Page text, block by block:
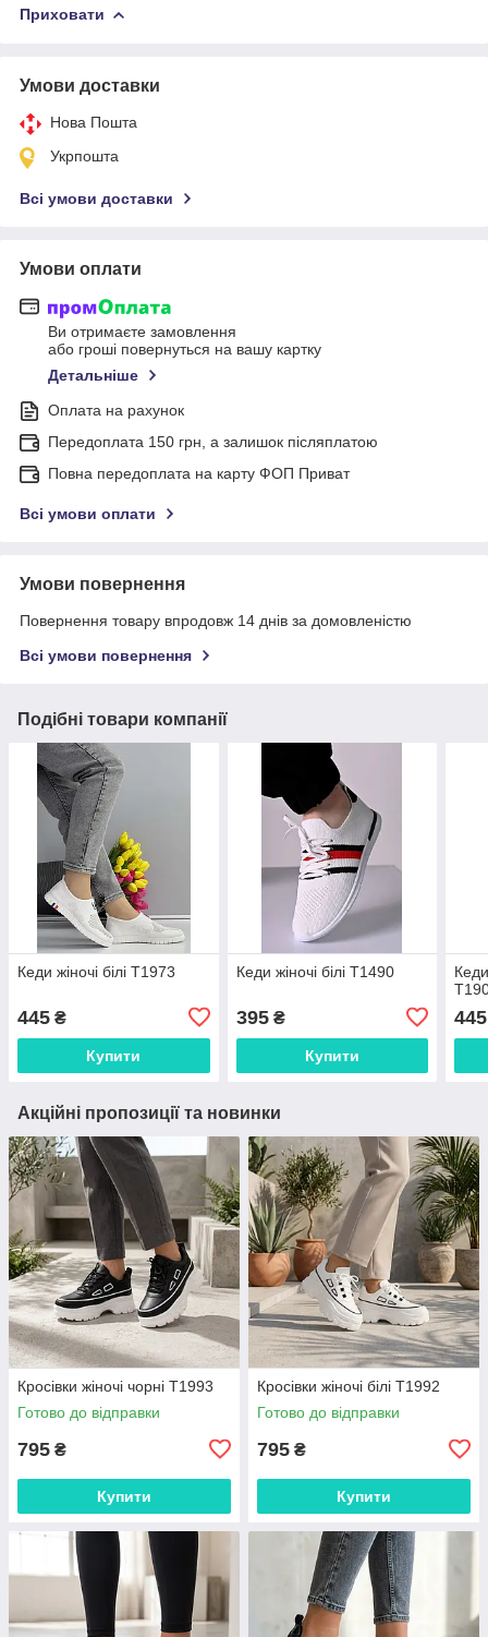
Приховати
Умови доставки
Нова Пошта
Укрпошта
Всі умови доставки
Умови оплати
Ви отримаєте замовлення
або гроші повернуться на вашу картку
Детальніше
Оплата на рахунок
Передоплата 150 грн, а залишок післяплатою
Повна передоплата на карту ФОП Приват
Всі умови оплати
Умови повернення
Повернення товару впродовж 14 днів за домовленістю
Всі умови повернення
Подібні товари компанії
Кеди жіночі білі Т1973
445 ₴
Купити
Кеди жіночі білі Т1490
395₴
Купити
445
Акційні пропозиції та новинки
Кросівки жіночі чорні Т1993
Готово до відправки
795 ₴
Купити
Кросівки жіночі білі Т1992
Готово до відправки
795 ₴
Купити